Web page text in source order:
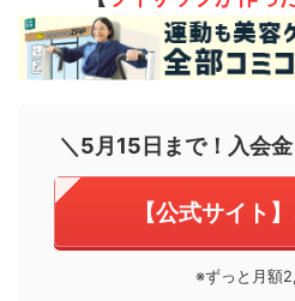
＼5月15日まで！入会
【公式サイト
※ずっと月額